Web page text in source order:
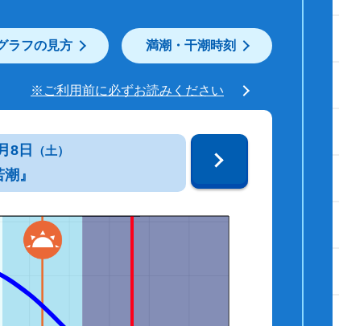
ラフの見方 満潮・干潮時刻
※ご利用前に必ずお読みください
8日 （土）
潮』